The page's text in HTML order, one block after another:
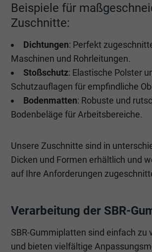
Beispiele für
Zuschnitte:
Dichtungen: Perfekt
Maschinen und Rohrleitungen.
Stoßschutz: Elastische Polster
Schutzauflagen für empfindliche
Bodenmatten: Robuste und
Bodenbeläge für Arbeitsbereiche.
Unsere Zuschnitte sind in
Dicken und Formen erhältlich und
auf Ihre Anforderungen
Verarbeitung der SBR-
SBR-Gummiplatten sind einfach zu
und bieten vielfältige